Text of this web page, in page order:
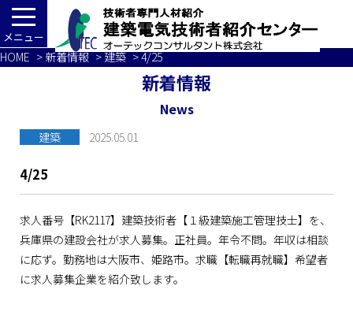
メニュー
HOME > 新着情報 >建築 > 4/25
新着情報
News
建築 2025.05.01
4/25
求人番号【RK2117】建築技術者【１級建築施工管理技士】を、
兵庫県の建設会社が求人募集。正社員。年令不問。年収は相談
に応ず。勤務地は大阪市、姫路市。求職【転職再就職】希望者
に求人募集企業を紹介致します。